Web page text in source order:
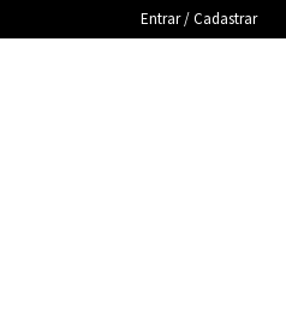
Entrar / Cadastrar